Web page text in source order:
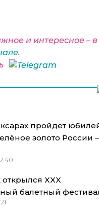
и интересное –
.
пройдет
золото России
XXX
балетный